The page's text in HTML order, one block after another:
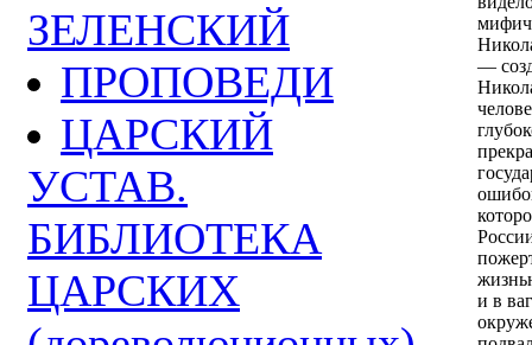
ЗЕЛЕНСКИЙ
ПРОПОВЕДИ
ЦАРСКИЙ
УСТАВ.
БИБЛИОТЕКА
ЦАРСКИХ
—
и в